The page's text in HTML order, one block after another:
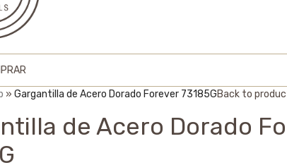
» Gargantilla de Acero Dorado Forever 73185GBack to
de Acero Dorado